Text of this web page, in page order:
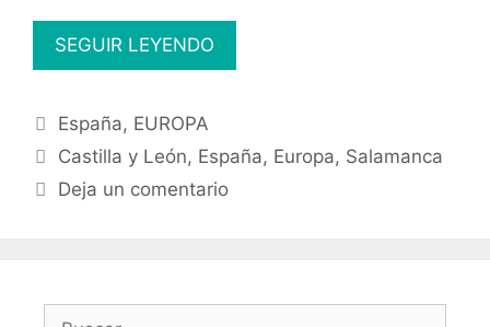
SEGUIR LEYENDO
cosas
o
ver
Categorías
España, EUROPA
Etiquetas
Castilla y León, España, Europa, Salamanca
Deja un comentario